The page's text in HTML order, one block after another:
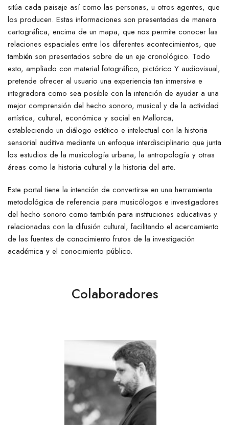
sitúa cada paisaje así como las personas, u otros agentes, que
los producen. Estas informaciones son presentadas de manera
cartográfica, encima de un mapa, que nos permite conocer las
relaciones espaciales entre los diferentes acontecimientos, que
también son presentados sobre de un eje cronológico. Todo
esto, ampliado con material fotográfico, pictórico Y audiovisual,
pretende ofrecer al usuario una experiencia tan inmersiva e
integradora como sea posible con la intención de ayudar a una
mejor comprensión del hecho sonoro, musical y de la actividad
artística, cultural, económica y social en Mallorca,
estableciendo un diálogo estético e intelectual con la historia
sensorial auditiva mediante un enfoque interdisciplinario que junta
los estudios de la musicología urbana, la antropología y otras
áreas como la historia cultural y la historia del arte.
Este portal tiene la intención de convertirse en una herramienta
metodológica de referencia para musicólogos e investigadores
del hecho sonoro como también para instituciones educativas y
relacionadas con la difusión cultural, facilitando el acercamiento
de las fuentes de conocimiento frutos de la investigación
académica y el conocimiento público.
Colaboradores